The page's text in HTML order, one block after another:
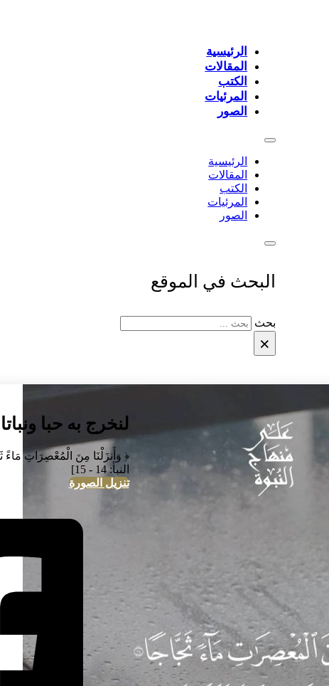
الرئيسية
المقالات
الكتب
المرئيات
الصور
الرئيسية
المقالات
الكتب
المرئيات
الصور
البحث في الموقع
بحث
×
لنخرج به حبا ونباتا
النبأ: 14 - 15]
تنزيل الصورة